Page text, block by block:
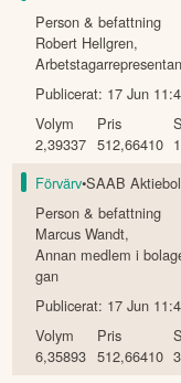
Person & befattning
Robert Hellgren,
Publicerat: 17 Jun
Volym
2,39337
Pris
512,66410
Förvärv•SAAB
Person & befattning
Marcus Wandt,
Annan medlem i
gan
Publicerat: 17 Jun
Volym
6,35893
Pris
512,66410